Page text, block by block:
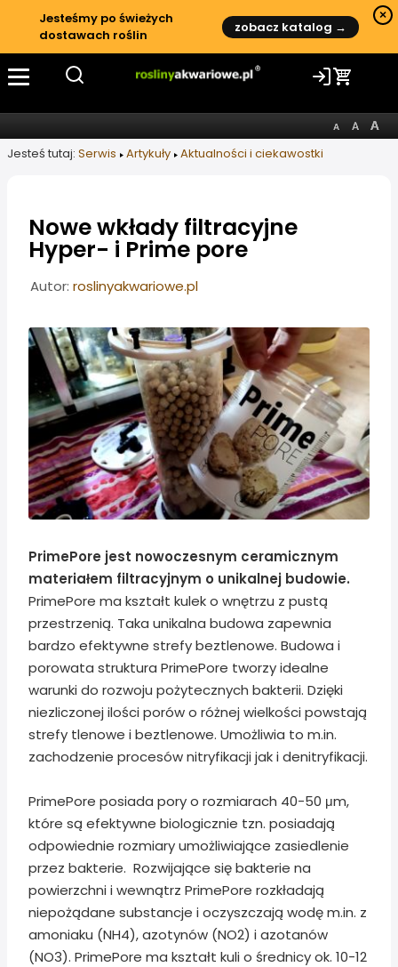
Jesteśmy po świeżych
dostawach roślin
zobacz katalog →
×
Jesteś tutaj: Serwis Artykuły Aktualności i ciekawostki
Nowe wkłady filtracyjne
Hyper- i Prime pore
Informacje o artykule
Autor: roslinyakwariowe.pl
PrimePore jest nowoczesnym ceramicznym
materiałem filtracyjnym o unikalnej budowie.
PrimePore ma kształt kulek o wnętrzu z pustą
przestrzenią. Taka unikalna budowa zapewnia
bardzo efektywne strefy beztlenowe. Budowa i
porowata struktura PrimePore tworzy idealne
warunki do rozwoju pożytecznych bakterii. Dzięki
niezliczonej ilości porów o różnej wielkości powstają
strefy tlenowe i beztlenowe. Umożliwia to m.in.
zachodzenie procesów nitryfikacji jak i denitryfikacji.
PrimePore posiada pory o rozmiarach 40-50 μm,
które są efektywne biologicznie tzn. posiadają
odpowiednie rozmiary umożliwiające zasiedlenie
przez bakterie. Rozwijające się bakterie na
powierzchni i wewnątrz PrimePore rozkładają
niepożądane substancje i oczyszczają wodę m.in. z
amoniaku (NH4), azotynów (NO2) i azotanów
(NO3). PrimePore ma kształt kuli o średnicy ok. 10-12